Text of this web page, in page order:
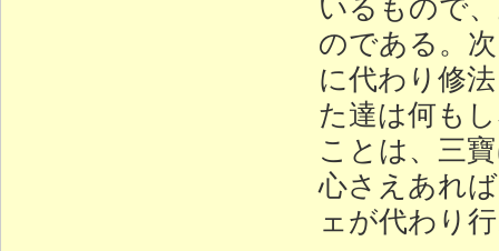
のである。
に代わり修
た達は何も
ことは、三
心さえあれ
ェが代わり